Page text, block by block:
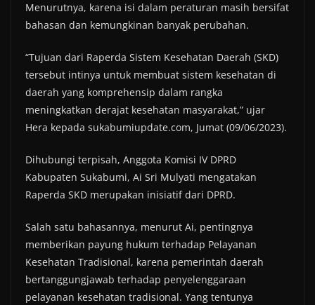
Menurutnya, karena isi dalam peraturan masih bersifat
bahasan dan kemungkinan banyak perubahan.
“Tujuan dari Raperda Sistem Kesehatan Daerah (SKD)
tersebut intinya untuk membuat sistem kesehatan di
daerah yang komprehensip dalam rangka
meningkatkan derajat kesehatan masyarakat,” ujar
Hera kepada sukabumiupdate.com, Jumat (09/06/2023).
Dihubungi terpisah, Anggota Komisi IV DPRD
Kabupaten Sukabumi, Ai Sri Mulyati mengatakan
Raperda SKD merupakan inisiatif dari DPRD.
Salah satu bahasannya, menurut Ai, pentingnya
memberikan payung hukum terhadap Pelayanan
Kesehatan Tradisional, karena pemerintah daerah
bertanggungjawab terhadap penyelenggaraan
pelayanan kesehatan tradisional. Yang tentunya